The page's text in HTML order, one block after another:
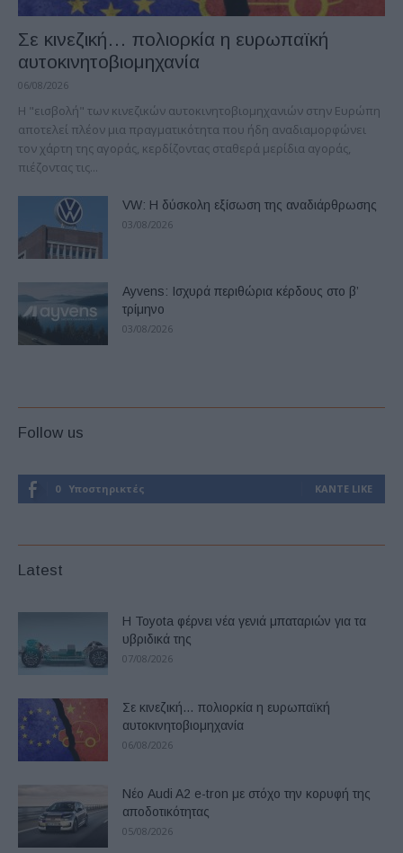
Σε κινεζική… πολιορκία η ευρωπαϊκή
αυτοκινητοβιομηχανία
06/08/2026
Η "εισβολή" των κινεζικών αυτοκινητοβιομηχανιών στην Ευρώπη
αποτελεί πλέον μια πραγματικότητα που ήδη αναδιαμορφώνει
τον χάρτη της αγοράς, κερδίζοντας σταθερά μερίδια αγοράς,
πιέζοντας τις...
VW: Η δύσκολη εξίσωση της αναδιάρθρωσης
03/08/2026
Ayvens: Iσχυρά περιθώρια κέρδους στο β’
τρίμηνο
03/08/2026
Follow us
0 Υποστηρικτές ΚΆΝΤΕ LIKE
Latest
Η Toyota φέρνει νέα γενιά μπαταριών για τα
υβριδικά της
07/08/2026
Σε κινεζική… πολιορκία η ευρωπαϊκή
αυτοκινητοβιομηχανία
06/08/2026
Νέο Audi A2 e-tron με στόχο την κορυφή της
αποδοτικότητας
05/08/2026